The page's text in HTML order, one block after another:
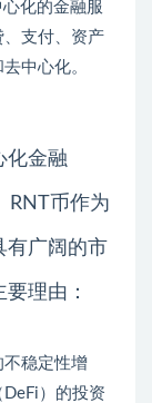
化的金融服
支付、资产
中心化。
化金融
RNT币作为
有广阔的市
理由：
不稳定性增
）的投资